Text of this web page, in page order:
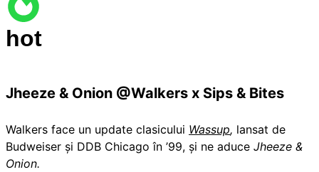
hot
Jheeze & Onion @Walkers x Sips & Bites
Walkers face un update clasicului Wassup, lansat de
Budweiser și DDB Chicago în ’99, și ne aduce Jheeze &
Onion.